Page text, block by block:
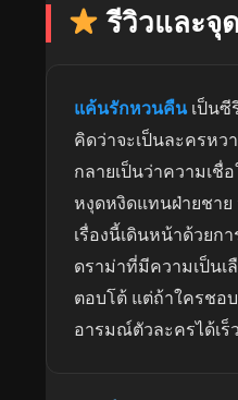
รีวิวและจุ
แค้นรักหวนคืนเป็นซี
คิดว่าจะเป็นละครหว
กลายเป็นว่าความเชื่
หงุดหงิดแทนฝ่ายชาย
เรื่องนี้เดินหน้าด้วย
ดราม่าที่มีความเป็นเ
ตอบโต้ แต่ถ้าใครชอ
อารมณ์ตัวละครได้เร็